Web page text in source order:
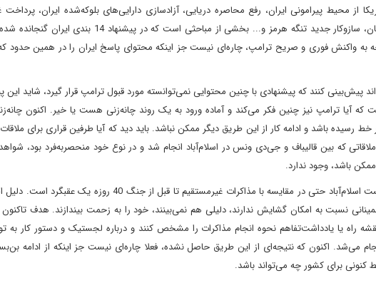
از محیط پیرامونی ایران، رفع محاصره دریایی، آزادسازی دارایی‌های بلوکه‌شده ایران، پرداخت
تحریم‌ها و پایان جنگ در همه جبهه‌ها از جمله لبنان، سازوکار جدید تنگه هرمز و... بخشی از مباحثی است
واکنش فوری و صریح ترامپ، چاره‌ای نیست جز اینکه محتوای پاسخ ایران را در همین حدود
پیش‌بینی کنند که پیشنهادی با چنین محتوایی نمی‌توانسته مورد قبول ترامپ قرار گیرد، شاید این
که آیا ترامپ نیز چنین فکر می‌کند و آماده ورود به یک روند چانه‌زنی هست یا خیر. اکنون
باشد و ادامه کار از این طریق دیگر ممکن نباشد. باید دید که آیا طرفین قراری برای
که بین قالیباف و جی‌دی ونس در اسلام‌آباد انجام شد و در نوع خود منحصربه‌فرد بود،
باشد، وجود ندارد.
بدون شک، این روش مذاکراتی مکتوب بعد از نشست اسلام‌آباد حتی در مقایسه با مذاکرات غیرمستقیم تا قبل از
نسبت به امکان گشایش ندارند، دلیلی هم نمی‌بینند، خود را به زحمت بیندازند. هدف تاکنون
راه یا یادداشت‌تفاهم نحوه انجام مذاکرات را مشخص کنند و درباره لجستیک و دستور کار به
انجام می‌شد. اکنون که نتیجه‌ای از این طریق حاصل نشده، فعلا چاره‌ای نیست جز اینکه از ادامه
کنونی برای کشور چه می‌تواند باشد.